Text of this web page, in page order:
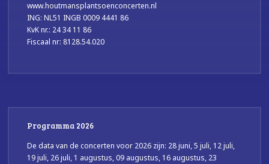
www.houtmansplantsoenconcerten.nl
ING: NL51 INGB 0009 4441 86
KvK nr.: 24 34 11 86
Fiscaal nr: 8128.54.020
Programma 2026
De data van de concerten voor 2026 zijn: 28 juni, 5 juli, 12 juli,
19 juli, 26 juli, 1 augustus, 09 augustus, 16 augustus, 23